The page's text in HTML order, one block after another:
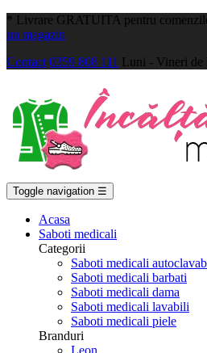
* Livrare GRATUITA pentru
un magazin
Contact 0359 808 111 Luni - Vineri de
Toggle navigation ☰
Acasa
Saboti medicali
Categorii
Saboti medicali
Saboti medicali barbati
Saboti medicali dama
Saboti medicali lavabili
Saboti medicali piele
Branduri
Leon